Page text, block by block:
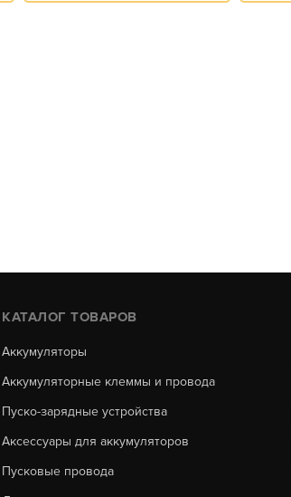
КАТАЛОГ ТОВАРОВ
Аккумуляторы
Аккумуляторные клеммы и провода
Пуско-зарядные устройства
Аксессуары для аккумуляторов
Пусковые провода